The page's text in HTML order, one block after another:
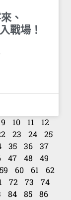
、
戰場！
9 10 11
12
23 24
25
35 36
37
47 48
49
59 60 61
62
72 73
74
84 85
86